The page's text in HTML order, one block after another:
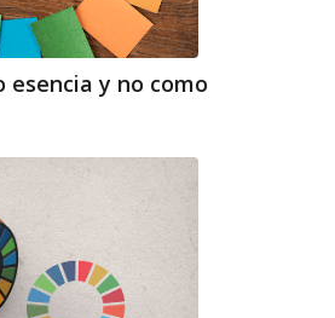
esencia y no como